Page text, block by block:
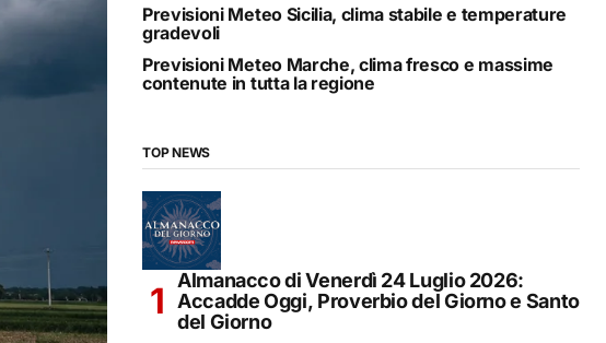
Previsioni Meteo Sicilia, clima stabile e temperature
gradevoli
Previsioni Meteo Marche, clima fresco e massime
contenute in tutta la regione
TOP NEWS
Almanacco di Venerdì 24 Luglio 2026:
Accadde Oggi, Proverbio del Giorno e Santo
del Giorno